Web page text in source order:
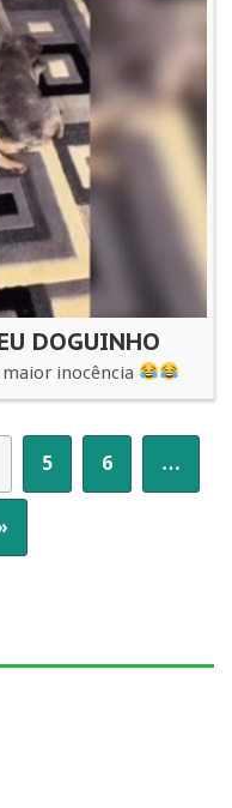
DOGUINHO
inocência
5 6 …